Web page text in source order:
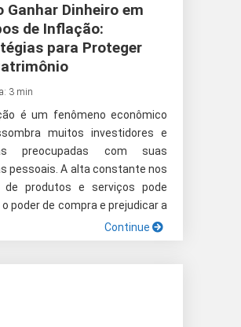
Ganhar Dinheiro em
de Inflação:
para Proteger
3 min
é um fenômeno econômico
muitos investidores e
preocupadas com suas
pessoais. A alta constante nos
de produtos e serviços pode
poder de compra e prejudicar a
Continue